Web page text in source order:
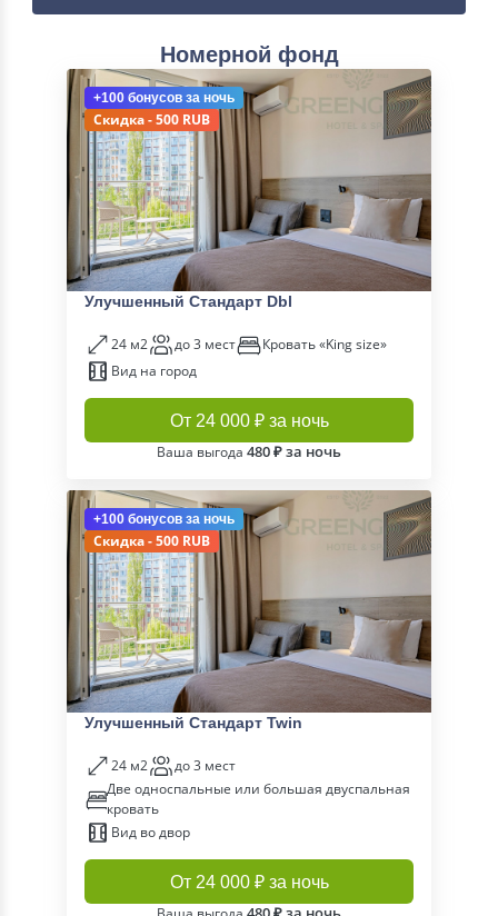
Номерной фонд
+100 бонусов за ночь
Скидка - 500 RUB
Улучшенный Стандарт Dbl
24 м2 до 3 мест
Кровать «King size»
Вид на город
От 24 000 ₽ за ночь
Ваша выгода 480 ₽ за ночь
+100 бонусов за ночь
Скидка - 500 RUB
Улучшенный Cтандарт Twin
24 м2
до 3 мест
Две односпальные или большая двуспальная
кровать
Вид во двор
От 24 000 ₽ за ночь